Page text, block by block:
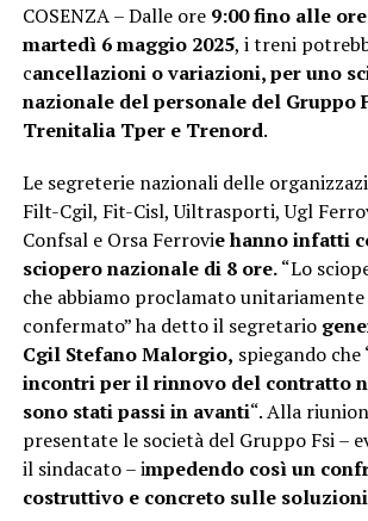
COSENZA – Dalle ore 9:00 fino alle
martedì 6 maggio 2025, i treni
cancellazioni o variazioni, per uno
nazionale del personale del Gruppo
Trenitalia Tper e Trenord.
Le segreterie nazionali delle
Filt-Cgil, Fit-Cisl, Uiltrasporti, Ugl
Confsal e Orsa Ferrovie hanno infatti
sciopero nazionale di 8 ore.“Lo
che abbiamo proclamato
confermato” ha detto il segretario
Cgil Stefano Malorgio, spiegando che
incontri per il rinnovo del contratto
sono stati passi in avanti“. Alla
presentate le società del Gruppo Fsi –
il sindacato – impedendo così un
costruttivo e concreto sulle